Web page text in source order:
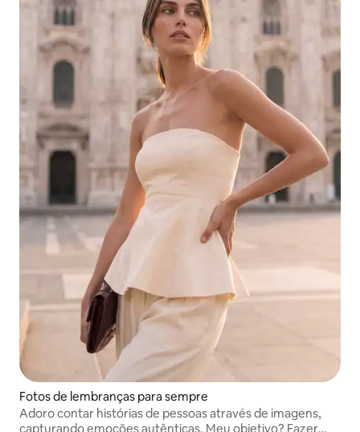
Fotos de lembranças para sempre
Adoro contar histórias de pessoas através de imagens,
capturando emoções autênticas. Meu objetivo? Fazer